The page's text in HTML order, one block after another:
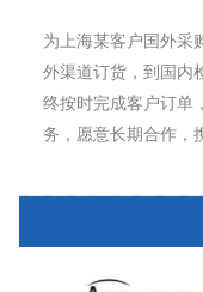
为上海某客户国外采
外渠道订货，到国内
终按时完成客户订单
务，愿意长期合作，